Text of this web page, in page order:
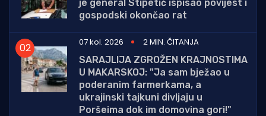
je general Stipetić ispisao povijest i
gospodski okončao rat
07 kol. 2026
2 MIN. ČITANJA
SARAJLIJA ZGROŽEN KRAJNOSTIMA
U MAKARSKOJ: "Ja sam bježao u
poderanim farmerkama, a
ukrajinski tajkuni divljaju u
Poršeima dok im domovina gori!"